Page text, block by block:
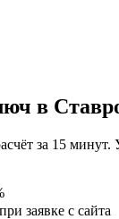
в
за 15 минут.
заявке с сайта